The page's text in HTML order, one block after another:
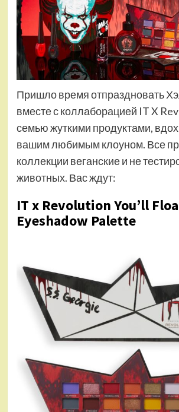
Пришло время отпраздновать
вместе с коллаборацией IT X
семью жуткими продуктами,
вашим любимым клоуном. Все
коллекции веганские и не
животных. Вас ждут:
IT x Revolution You’ll
Eyeshadow Palette